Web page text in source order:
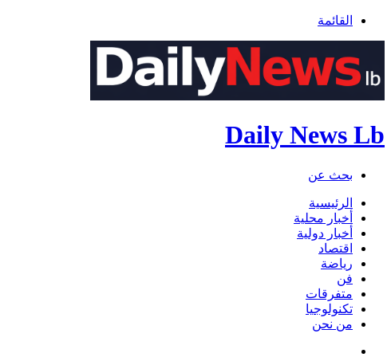
القائمة
Daily News Lb
بحث عن
الرئيسية
أخبار محلية
أخبار دولية
اقتصاد
رياضة
فن
متفرقات
تكنولوجيا
من نحن